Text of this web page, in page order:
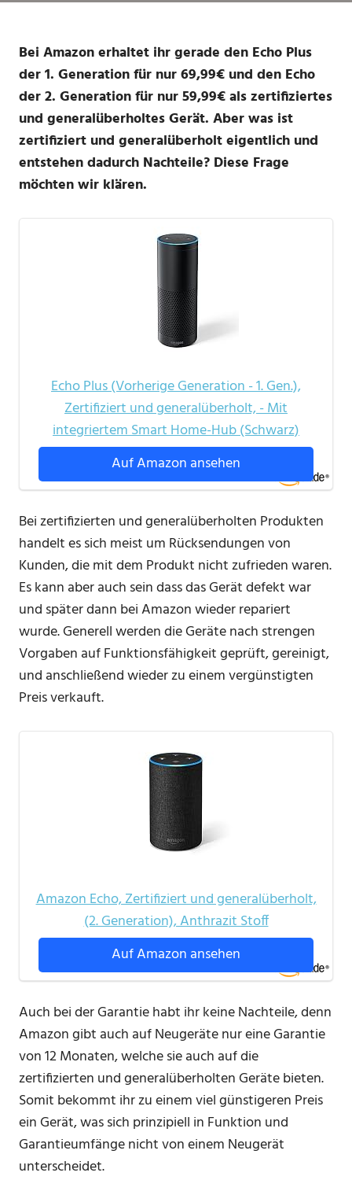
Bei Amazon erhaltet ihr gerade den Echo Plus
der 1. Generation für nur 69,99€ und den Echo
der 2. Generation für nur 59,99€ als zertifiziertes
und generalüberholtes Gerät. Aber was ist
zertifiziert und generalüberholt eigentlich und
entstehen dadurch Nachteile? Diese Frage
möchten wir klären.
Echo Plus (Vorherige Generation - 1. Gen.),
Zertifiziert und generalüberholt, - Mit
integriertem Smart Home-Hub (Schwarz)
Auf Amazon ansehen
Bei zertifizierten und generalüberholten Produkten
handelt es sich meist um Rücksendungen von
Kunden, die mit dem Produkt nicht zufrieden waren.
Es kann aber auch sein dass das Gerät defekt war
und später dann bei Amazon wieder repariert
wurde. Generell werden die Geräte nach strengen
Vorgaben auf Funktionsfähigkeit geprüft, gereinigt,
und anschließend wieder zu einem vergünstigten
Preis verkauft.
Amazon Echo, Zertifiziert und generalüberholt,
(2. Generation), Anthrazit Stoff
Auf Amazon ansehen
Auch bei der Garantie habt ihr keine Nachteile, denn
Amazon gibt auch auf Neugeräte nur eine Garantie
von 12 Monaten, welche sie auch auf die
zertifizierten und generalüberholten Geräte bieten.
Somit bekommt ihr zu einem viel günstigeren Preis
ein Gerät, was sich prinzipiell in Funktion und
Garantieumfänge nicht von einem Neugerät
unterscheidet.